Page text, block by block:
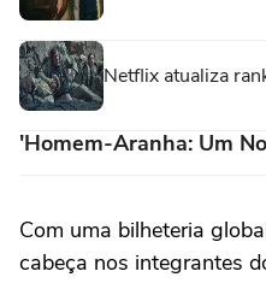
Netflix atualiza
'Homem-Aranha: Um
Com uma bilheteria
cabeça nos integrantes